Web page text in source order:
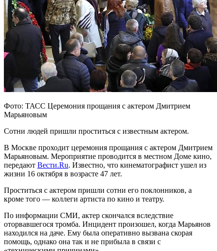
Фото: ТАСС Церемония прощания с актером Дмитрием
Марьяновым
Сотни людей пришли проститься с известным актером.
В Москве проходит церемония прощания с актером Дмитрием
Марьяновым. Мероприятие проводится в местном Доме кино,
передают Вести.Ru. Известно, что кинематографист ушел из
жизни 16 октября в возрасте 47 лет.
Проститься с актером пришли сотни его поклонников, а
кроме того — коллеги артиста по кино и театру.
По информации СМИ, актер скончался вследствие
оторвавшегося тромба. Инцидент произошел, когда Марьянов
находился на даче. Ему была оперативно вызвана скорая
помощь, однако она так и не прибыла в связи с